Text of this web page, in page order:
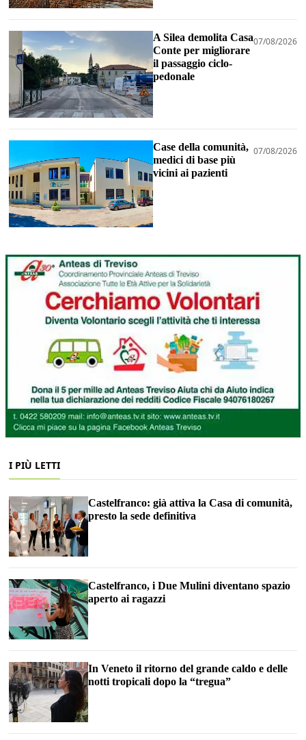
A Silea demolita Casa
Conte per migliorare
il passaggio ciclo-
pedonale
07/08/2026
Case della comunità,
medici di base più
vicini ai pazienti
07/08/2026
I PIÙ LETTI
Castelfranco: già attiva la Casa di comunità,
presto la sede definitiva
Castelfranco, i Due Mulini diventano spazio
aperto ai ragazzi
In Veneto il ritorno del grande caldo e delle
notti tropicali dopo la “tregua”